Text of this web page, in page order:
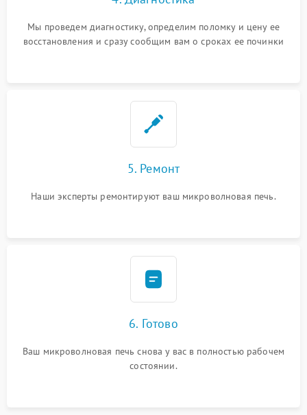
Мы проведем диагностику, определим поломку и цену ее
восстановления и сразу сообщим вам о сроках ее починки
5. Ремонт
Наши эксперты ремонтируют ваш микроволновая печь.
6. Готово
Ваш микроволновая печь снова у вас в полностью рабочем
состоянии.